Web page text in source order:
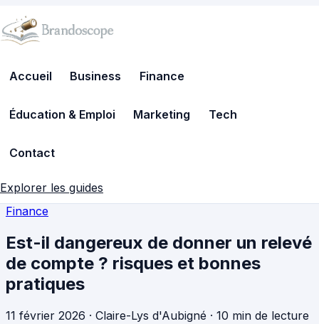
Accueil Business Finance
Éducation & Emploi Marketing Tech
Contact
Explorer les guides
Finance
Est-il dangereux de donner un relevé
de compte ? risques et bonnes
pratiques
11 février 2026 · Claire-Lys d'Aubigné · 10 min de lecture